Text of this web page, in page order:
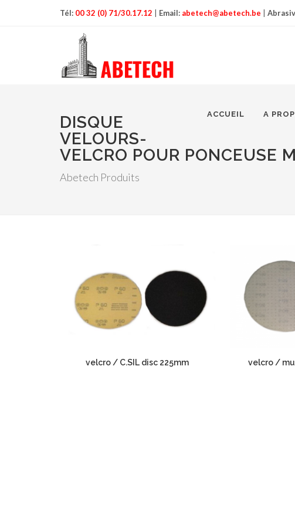
Tél: 00 32 (0) 71/30.17.12 Email: abetech@abetech.be
ACCUEIL A
DISQUE
VELOURS-
VELCRO POUR PONCEUSE
Abetech Produits
velcro / C.SIL disc 225mm velcro /